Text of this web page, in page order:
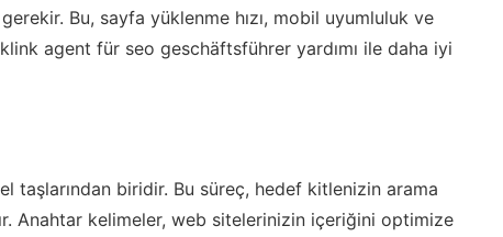
Bu, sayfa yüklenme hızı, mobil uyumluluk ve
agent für seo geschäftsführer yardımı ile daha iyi
taşlarından biridir. Bu süreç, hedef kitlenizin arama
Anahtar kelimeler, web sitelerinizin içeriğini optimize